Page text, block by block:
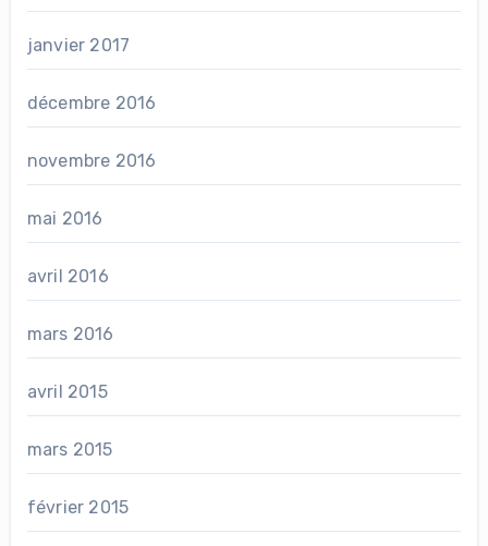
janvier 2017
décembre 2016
novembre 2016
mai 2016
avril 2016
mars 2016
avril 2015
mars 2015
février 2015